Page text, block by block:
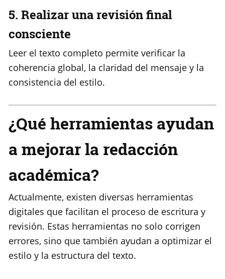
5. Realizar una revisión final
consciente
Leer el texto completo permite verificar la
coherencia global, la claridad del mensaje y la
consistencia del estilo.
¿Qué herramientas ayudan
a mejorar la redacción
académica?
Actualmente, existen diversas herramientas
digitales que facilitan el proceso de escritura y
revisión. Estas herramientas no solo corrigen
errores, sino que también ayudan a optimizar el
estilo y la estructura del texto.